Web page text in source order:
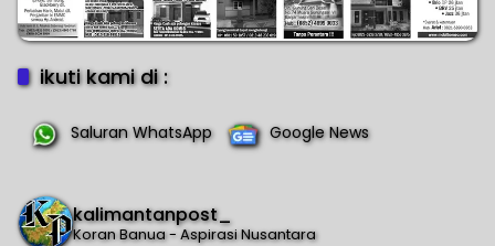
ikuti kami di :
Saluran WhatsApp Google News
kalimantanpost_
Koran Banua - Aspirasi Nusantara